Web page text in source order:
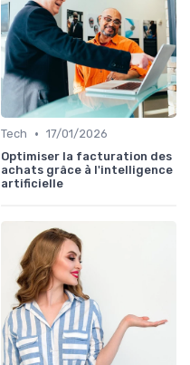
Tech • 17/01/2026
Optimiser la facturation des
achats grâce à l'intelligence
artificielle